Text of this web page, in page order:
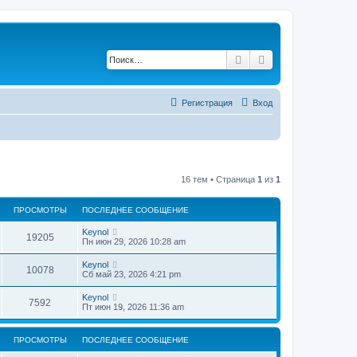
Поиск
Вход
Регистрация
16 тем • Страница 1 из 1
ПРОСМОТРЫ ПОСЛЕДНЕЕ СООБЩЕНИЕ
19205П
р
м
о
П
о
л
е
д
н
е
е
с
о
о
б
щ
Keynol
Пн июн 29, 2026 10:28 am
10078П
р
с
м
П
о
л
е
д
н
е
е
с
Keynol
Сб май 23, 2026 4:21 pm
7592
р
о
П
о
л
д
н
Keynol
Пт июн 19, 2026 11:36 am
ПРОСМОТРЫ ПОСЛЕДНЕЕ СООБЩЕНИЕ